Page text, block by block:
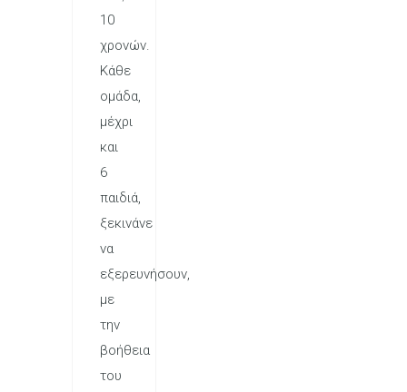
10
χρονών.
Κάθε
ομάδα,
μέχρι
και
6
παιδιά,
ξεκινάνε
να
εξερευνήσουν,
με
την
βοήθεια
του